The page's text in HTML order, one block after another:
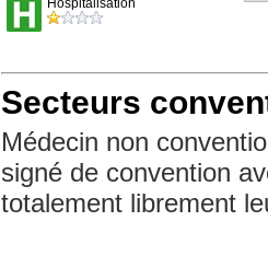
Secteurs
Médecin non
signé de convention
totalement librement